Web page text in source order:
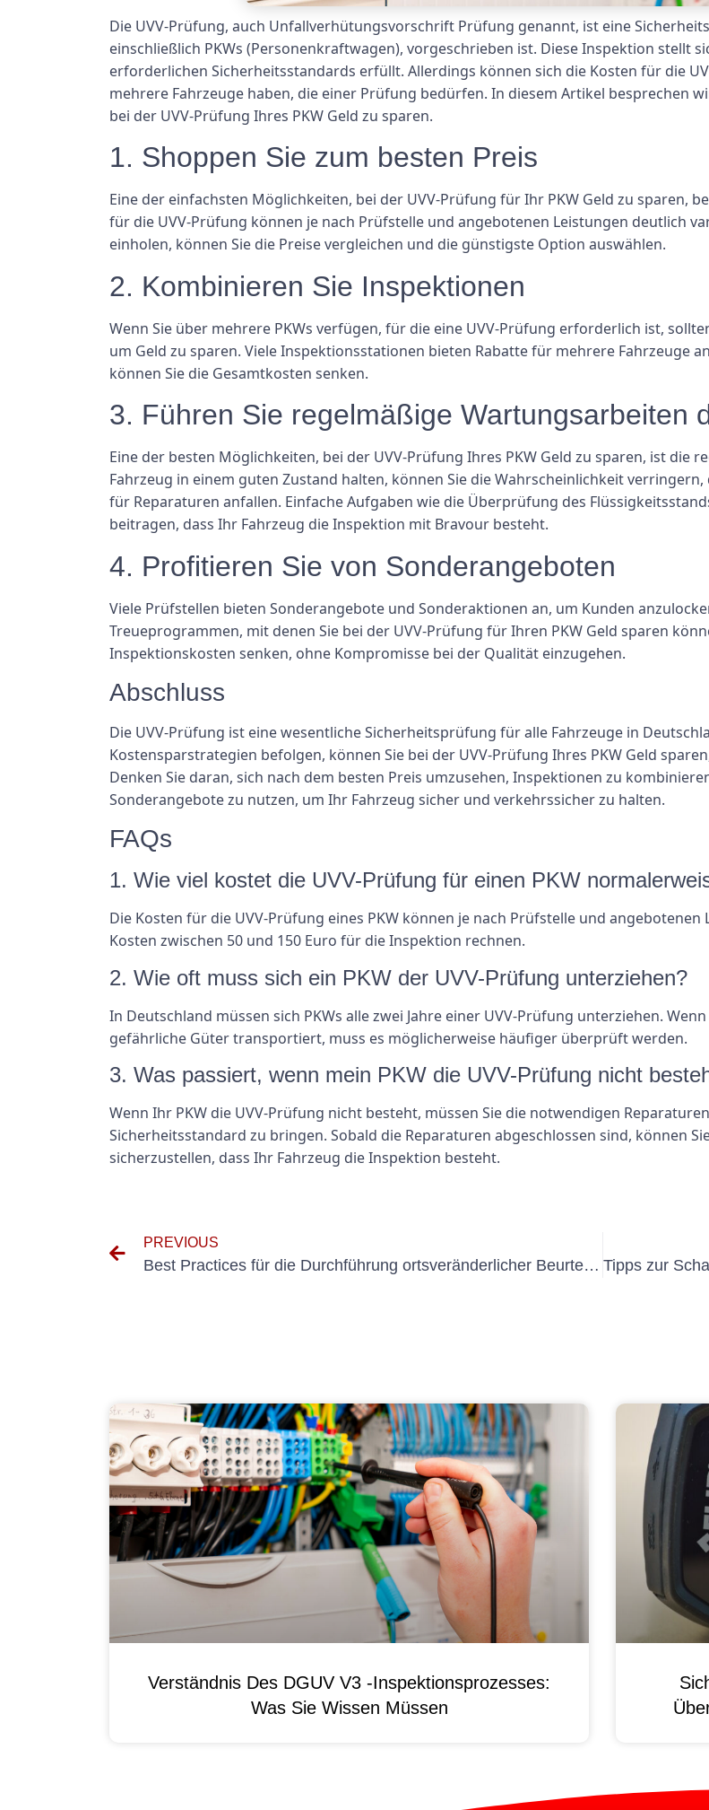
Die UVV-Prüfung, auch Unfallverhütungsvorschrift Prüfung genannt, ist eine
einschließlich PKWs (Personenkraftwagen), vorgeschrieben ist. Diese Inspektion stellt
erforderlichen Sicherheitsstandards erfüllt. Allerdings können sich die Kosten für die
mehrere Fahrzeuge haben, die einer Prüfung bedürfen. In diesem Artikel besprechen
bei der UVV-Prüfung Ihres PKW Geld zu sparen.
1. Shoppen Sie zum besten Preis
Eine der einfachsten Möglichkeiten, bei der UVV-Prüfung für Ihr PKW Geld zu sparen,
für die UVV-Prüfung können je nach Prüfstelle und angebotenen Leistungen deutlich
einholen, können Sie die Preise vergleichen und die günstigste Option auswählen.
2. Kombinieren Sie Inspektionen
Wenn Sie über mehrere PKWs verfügen, für die eine UVV-Prüfung erforderlich ist,
um Geld zu sparen. Viele Inspektionsstationen bieten Rabatte für mehrere Fahrzeuge
können Sie die Gesamtkosten senken.
3. Führen Sie regelmäßige Wartungsarbeiten
Eine der besten Möglichkeiten, bei der UVV-Prüfung Ihres PKW Geld zu sparen, ist die
Fahrzeug in einem guten Zustand halten, können Sie die Wahrscheinlichkeit
für Reparaturen anfallen. Einfache Aufgaben wie die Überprüfung des
beitragen, dass Ihr Fahrzeug die Inspektion mit Bravour besteht.
4. Profitieren Sie von Sonderangeboten
Viele Prüfstellen bieten Sonderangebote und Sonderaktionen an, um Kunden
Treueprogrammen, mit denen Sie bei der UVV-Prüfung für Ihren PKW Geld sparen
Inspektionskosten senken, ohne Kompromisse bei der Qualität einzugehen.
Abschluss
Die UVV-Prüfung ist eine wesentliche Sicherheitsprüfung für alle Fahrzeuge in
Kostensparstrategien befolgen, können Sie bei der UVV-Prüfung Ihres PKW Geld
Denken Sie daran, sich nach dem besten Preis umzusehen, Inspektionen zu
Sonderangebote zu nutzen, um Ihr Fahrzeug sicher und verkehrssicher zu halten.
FAQs
1. Wie viel kostet die UVV-Prüfung für einen PKW
Die Kosten für die UVV-Prüfung eines PKW können je nach Prüfstelle und
Kosten zwischen 50 und 150 Euro für die Inspektion rechnen.
2. Wie oft muss sich ein PKW der UVV-Prüfung unterziehen?
In Deutschland müssen sich PKWs alle zwei Jahre einer UVV-Prüfung unterziehen.
gefährliche Güter transportiert, muss es möglicherweise häufiger überprüft werden.
3. Was passiert, wenn mein PKW die UVV-Prüfung nicht
Wenn Ihr PKW die UVV-Prüfung nicht besteht, müssen Sie die notwendigen
Sicherheitsstandard zu bringen. Sobald die Reparaturen abgeschlossen sind, können
sicherzustellen, dass Ihr Fahrzeug die Inspektion besteht.
PREVIOUS
Best Practices für die Durchführung ortsveränderlicher Beurteilungen der DGUV am Arbeitsplatz
Verständnis Des DGUV V3 -Inspektionsprozesses:
Was Sie Wissen Müssen